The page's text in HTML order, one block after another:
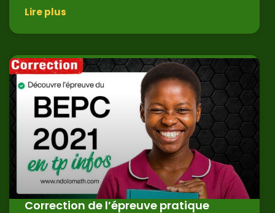
Lire plus
Correction de l’épreuve pratique